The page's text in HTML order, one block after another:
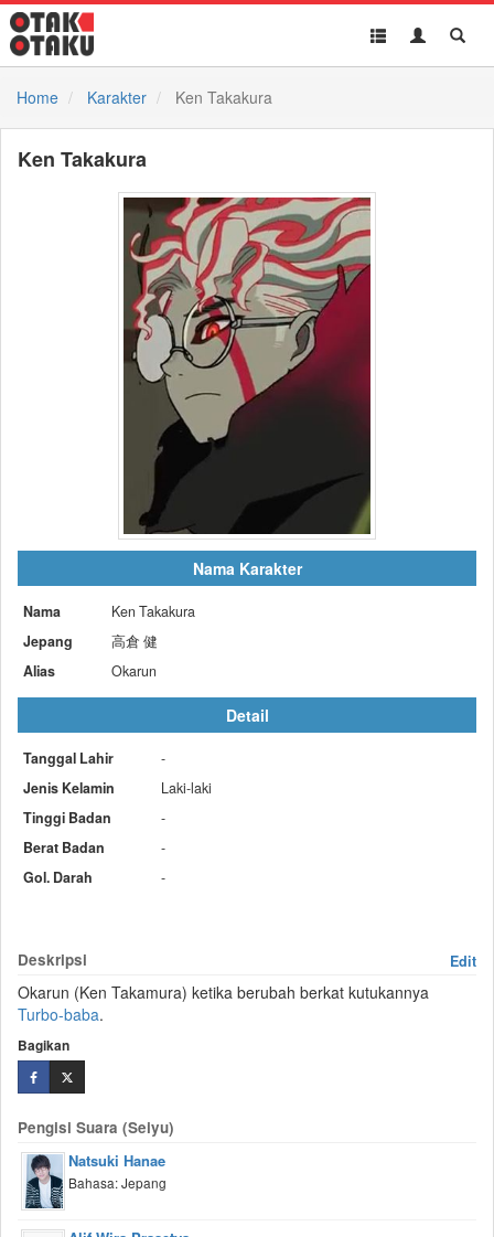
Toggle
Toggle
Home
Karakter Ken Takakura
Ken Takakura
Nama Karakter
Nama
Ken Takakura
Jepang
高倉 健
Alias
Okarun
Detail
Tanggal Lahir
-
Jenis Kelamin
Laki-laki
Tinggi Badan
-
Berat Badan
-
Gol. Darah
-
Deskripsi Edit
Okarun (Ken Takamura) ketika berubah berkat kutukannya
Turbo-baba.
Bagikan
Pengisi Suara (Seiyu)
Natsuki Hanae
Bahasa: Jepang